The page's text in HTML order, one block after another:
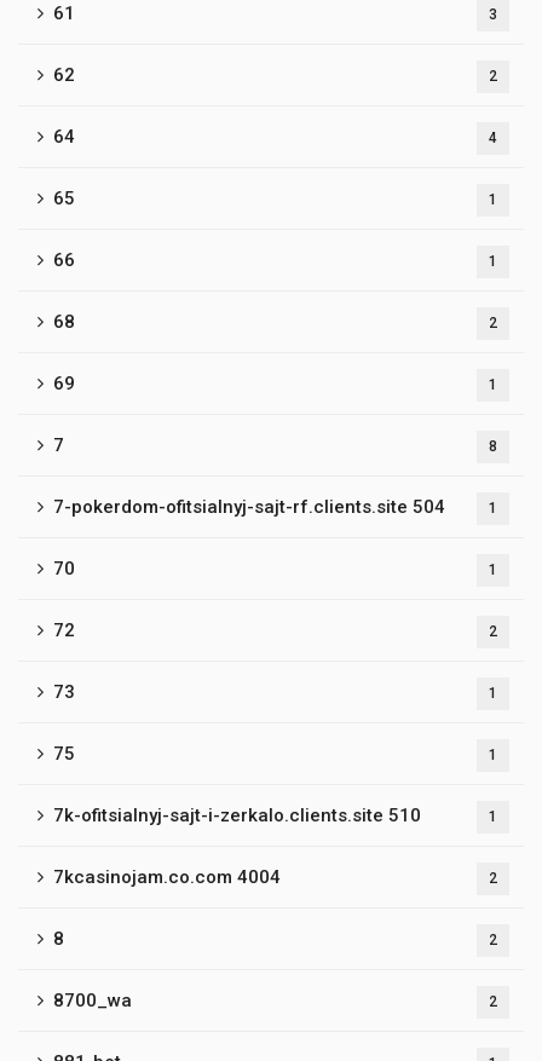
61 3
62 2
64 4
65 1
66 1
68 2
69 1
7 8
7-pokerdom-ofitsialnyj-sajt-rf.clients.site 504 1
70 1
72 2
73 1
75 1
7k-ofitsialnyj-sajt-i-zerkalo.clients.site 510 1
7kcasinojam.co.com 4004 2
8 2
8700_wa 2